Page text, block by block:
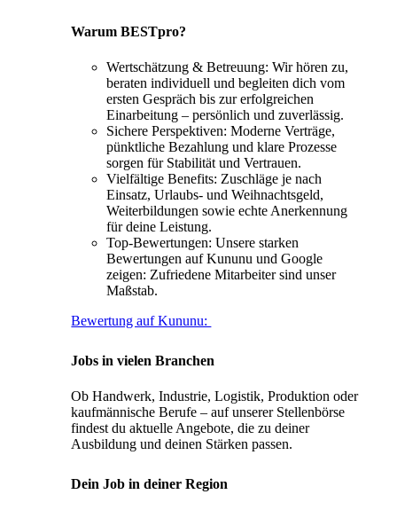
Warum BESTpro?
Wertschätzung & Betreuung: Wir hören zu,
beraten individuell und begleiten dich vom
ersten Gespräch bis zur erfolgreichen
Einarbeitung – persönlich und zuverlässig.
Sichere Perspektiven: Moderne Verträge,
pünktliche Bezahlung und klare Prozesse
sorgen für Stabilität und Vertrauen.
Vielfältige Benefits: Zuschläge je nach
Einsatz, Urlaubs- und Weihnachtsgeld,
Weiterbildungen sowie echte Anerkennung
für deine Leistung.
Top-Bewertungen: Unsere starken
Bewertungen auf Kununu und Google
zeigen: Zufriedene Mitarbeiter sind unser
Maßstab.
Bewertung auf Kununu:
Jobs in vielen Branchen
Ob Handwerk, Industrie, Logistik, Produktion oder
kaufmännische Berufe – auf unserer Stellenbörse
findest du aktuelle Angebote, die zu deiner
Ausbildung und deinen Stärken passen.
Dein Job in deiner Region